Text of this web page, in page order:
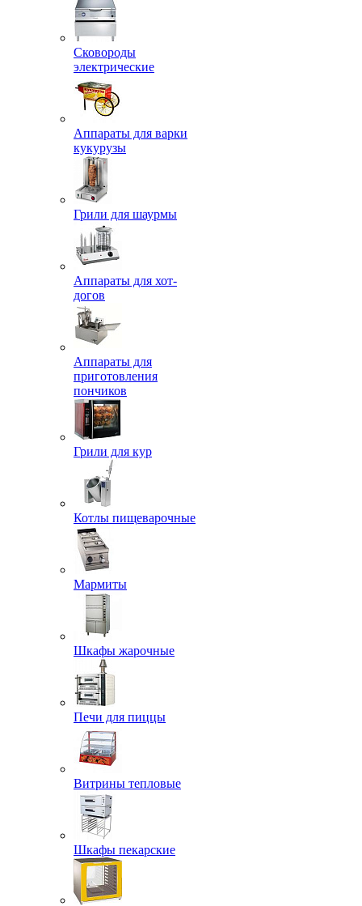
Сковороды
электрические
Аппараты для варки
кукурузы
Грили для шаурмы
Аппараты для хот-
догов
Аппараты для
приготовления
пончиков
Грили для кур
Котлы пищеварочные
Мармиты
Шкафы жарочные
Печи для пиццы
Витрины тепловые
Шкафы пекарские